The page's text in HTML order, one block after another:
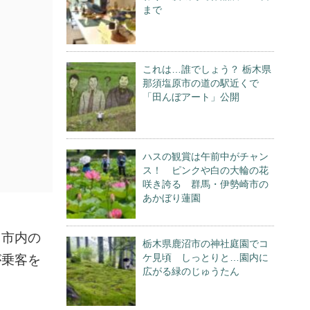
内の
客を
まで
これは…誰でしょう？ 栃木県
那須塩原市の道の駅近くで
「田んぼアート」公開
ハスの観賞は午前中がチャン
ス！ ピンクや白の大輪の花
咲き誇る 群馬・伊勢崎市の
あかぼり蓮園
栃木県鹿沼市の神社庭園でコ
ケ見頃 しっとりと…園内に
広がる緑のじゅうたん